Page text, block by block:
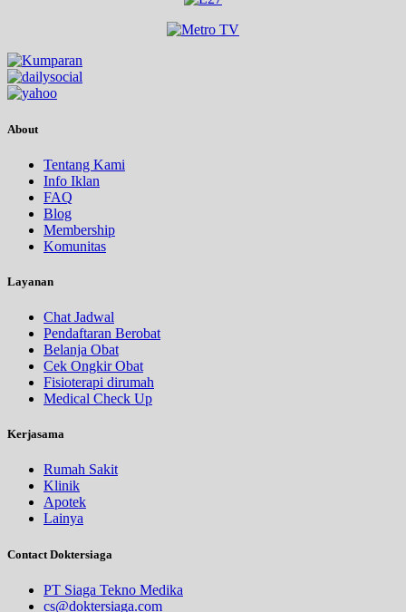
About
Tentang Kami
Info Iklan
FAQ
Blog
Membership
Komunitas
Layanan
Chat Jadwal
Pendaftaran Berobat
Belanja Obat
Cek Ongkir Obat
Fisioterapi dirumah
Medical Check Up
Kerjasama
Rumah Sakit
Klinik
Apotek
Lainya
Contact Doktersiaga
PT Siaga Tekno Medika
cs@doktersiaga.com